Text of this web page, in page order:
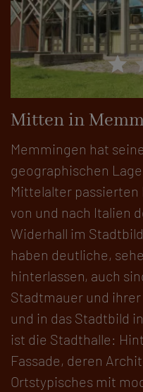
star
Mitten in
Memmingen hat
geographischen
Mittelalter passierten
von und nach Italien
Widerhall im
haben deutliche,
hinterlassen, auch
Stadtmauer und
und in das Stadtbild
ist die Stadthalle:
Fassade, deren
Ortstypisches mit